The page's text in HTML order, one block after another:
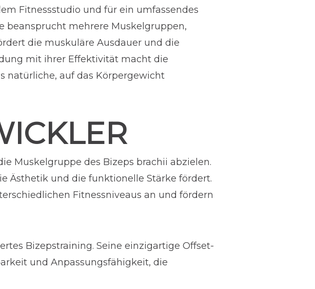
Fitnessstudio und für ein umfassendes
beansprucht mehrere Muskelgruppen,
die muskuläre Ausdauer und die
mit ihrer Effektivität macht die
natürliche, auf das Körpergewicht
Muskelgruppe des Bizeps brachii abzielen.
Ästhetik und die funktionelle Stärke fördert.
Fitnessniveaus an und fördern
Bizepstraining. Seine einzigartige Offset-
und Anpassungsfähigkeit, die